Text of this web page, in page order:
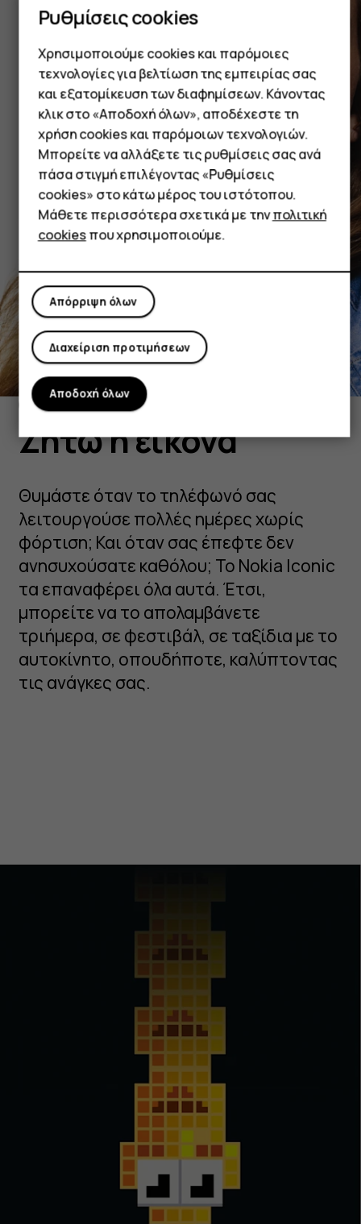
Smartphone
Τηλέφωνα απλής χρήσης
Tablet
ΜΠΑΤΑΡΊΑ
Ζήτω η εικόνα
Θυμάστε όταν το τηλέφωνό σας
λειτουργούσε πολλές ημέρες χωρίς
φόρτιση; Και όταν σας έπεφτε δεν
ανησυχούσατε καθόλου; Το Nokia Iconic
τα επαναφέρει όλα αυτά. Έτσι,
μπορείτε να το απολαμβάνετε
τριήμερα, σε φεστιβάλ, σε ταξίδια με το
αυτοκίνητο, οπουδήποτε, καλύπτοντας
τις ανάγκες σας.
Ρυθμίσεις cookies
Χρησιμοποιούμε cookies και παρόμοιες
τεχνολογίες για βελτίωση της εμπειρίας σας
και εξατομίκευση των διαφημίσεων. Κάνοντας
κλικ στο «Αποδοχή όλων», αποδέχεστε τη
χρήση cookies και παρόμοιων τεχνολογιών.
Μπορείτε να αλλάξετε τις ρυθμίσεις σας ανά
πάσα στιγμή επιλέγοντας «Ρυθμίσεις
cookies» στο κάτω μέρος του ιστότοπου.
Μάθετε περισσότερα σχετικά με τηνπολιτική
cookiesπου χρησιμοποιούμε.
Απόρριψη όλων
Διαχείριση προτιμήσεων
Αποδοχή όλων